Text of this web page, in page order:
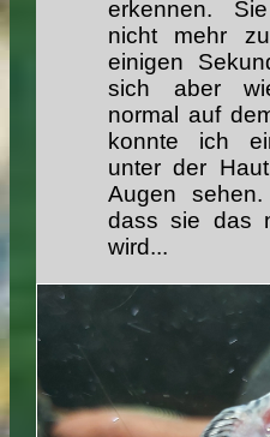
erkennen.
nicht mehr
einigen
sich aber
normal auf
konnte ich
unter der
Augen
dass sie das
wird...